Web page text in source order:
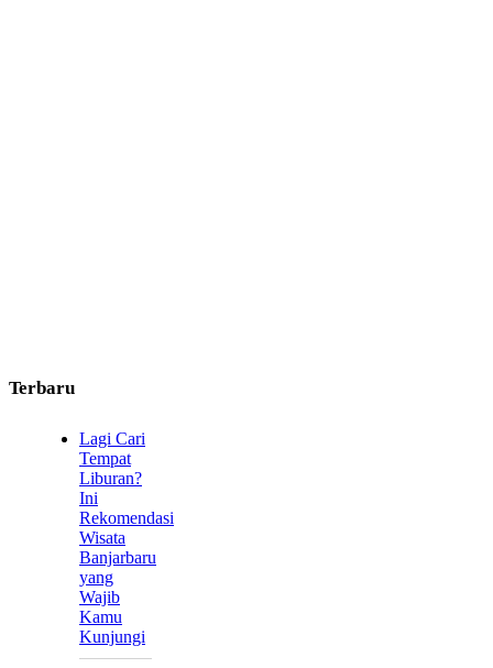
Terbaru
Lagi Cari
Tempat
Liburan?
Ini
Rekomendasi
Wisata
Banjarbaru
yang
Wajib
Kamu
Kunjungi